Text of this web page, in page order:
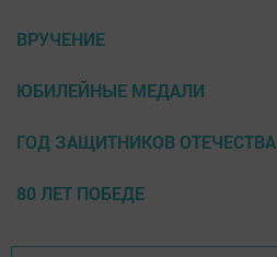
ВРУЧЕНИЕ
ЮБИЛЕЙНЫЕ МЕДАЛИ
ГОД ЗАЩИТНИКОВ ОТЕЧЕСТВА
80 ЛЕТ ПОБЕДЕ